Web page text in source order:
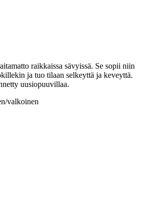
raikkaissa sävyissä. Se sopii niin
ja tuo tilaan selkeyttä ja keveyttä.
uusiopuuvillaa.
valkoinen